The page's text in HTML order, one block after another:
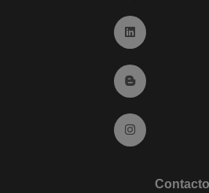
Ir a Linkedin
Ir al Blog
Ir a Instagram
Contacto